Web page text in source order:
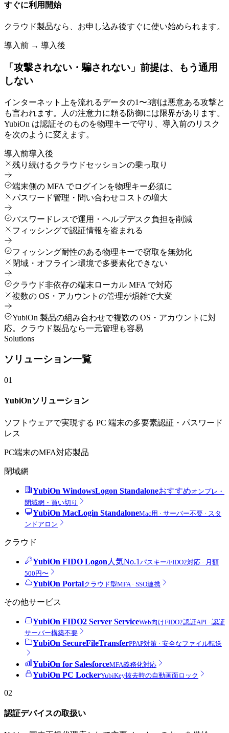
すぐに利用開始
クラウド製品なら、お申し込み後すぐに使い始められます。
導入前 → 導入後
「攻撃されない・騙されない」前提は、もう通用
しない
インターネット上を流れるデータの1〜3割は悪意ある攻撃と
も言われます。人の注意力に頼る防御には限界があります。
YubiOn は認証そのものを物理キーで守り、導入前のリスク
を次のように変えます。
導入前導入後
残り続けるクラウドセッションの乗っ取り
端末側の MFA でログインを物理キー必須に
パスワード管理・問い合わせコストの増大
パスワードレスで運用・ヘルプデスク負担を削減
フィッシングで認証情報を盗まれる
フィッシング耐性のある物理キーで窃取を無効化
閉域・オフライン環境で多要素化できない
クラウド非依存の端末ローカル MFA で対応
複数の OS・アカウントの管理が煩雑で大変
YubiOn 製品の組み合わせで複数の OS・アカウントに対
応。クラウド製品なら一元管理も容易
Solutions
ソリューション一覧
01
YubiOnソリューション
ソフトウェアで実現する PC 端末の多要素認証・パスワード
レス
PC端末のMFA対応製品
閉域網
YubiOn WindowsLogon Standaloneおすすめオンプレ・
閉域網・買い切り
YubiOn MacLogin StandaloneMac用 · サーバー不要 · スタ
ンドアロン
クラウド
YubiOn FIDO Logon 人気No.1 パスキー/FIDO2対応 · 月額
500円〜
YubiOn Portalクラウド型MFA · SSO連携
その他サービス
YubiOn FIDO2 Server ServiceWeb向けFIDO2認証API · 認証
サーバー構築不要
YubiOn SecureFileTransferPPAP対策 · 安全なファイル転送
YubiOn for SalesforceMFA義務化対応
YubiOn PC LockerYubiKey抜去時の自動画面ロック
02
認証デバイスの取扱い